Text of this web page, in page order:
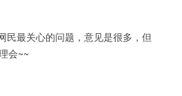
民最关心的问题，意见是很多，但
会~~